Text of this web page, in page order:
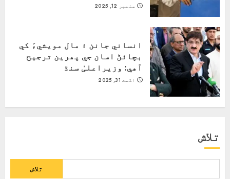
ستمبر 12, 2025
انساني جانن ۽ مال مويشيءَ کي
بچائڻ اسان جي پھرين ترجيح
آھي: وزيراعلیٰ سنڌ
اگست 31, 2025
تلاش
تلاش